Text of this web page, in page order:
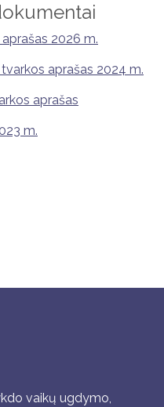
2026 m.
aprašas 2024 m.
aprašas
m.
vaikų ugdymo,